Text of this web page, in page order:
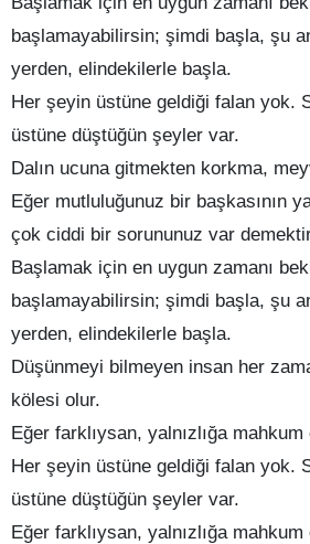
başlamayabilirsin; şimdi başla, şu
yerden, elindekilerle başla.
Her şeyin üstüne geldiği falan yok.
üstüne düştüğün şeyler var.
Dalın ucuna gitmekten korkma,
Eğer mutluluğunuz bir başkasının
çok ciddi bir sorununuz var
Başlamak için en uygun zamanı
başlamayabilirsin; şimdi başla, şu
yerden, elindekilerle başla.
Düşünmeyi bilmeyen insan her
kölesi olur.
Eğer farklıysan, yalnızlığa
Her şeyin üstüne geldiği falan yok.
üstüne düştüğün şeyler var.
Eğer farklıysan, yalnızlığa